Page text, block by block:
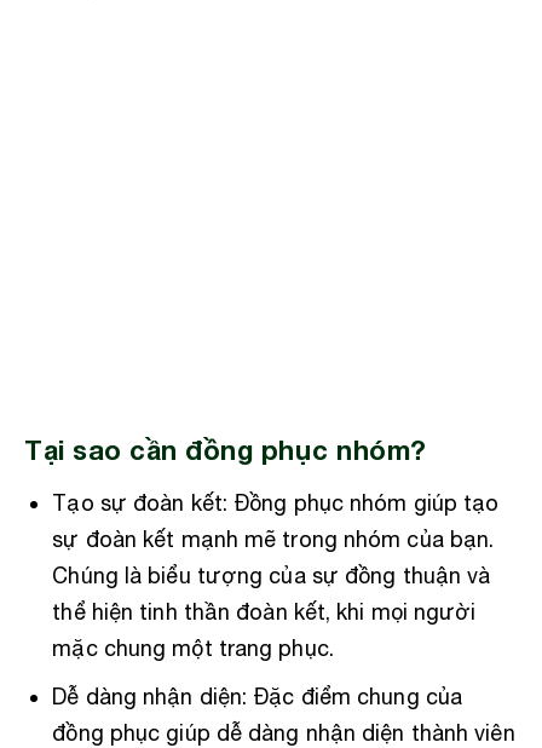
Tại sao cần đồng phục nhóm?
Tạo sự đoàn kết: Đồng phục nhóm giúp tạo
sự đoàn kết mạnh mẽ trong nhóm của bạn.
Chúng là biểu tượng của sự đồng thuận và
thể hiện tinh thần đoàn kết, khi mọi người
mặc chung một trang phục.
Dễ dàng nhận diện: Đặc điểm chung của
đồng phục giúp dễ dàng nhận diện thành viên